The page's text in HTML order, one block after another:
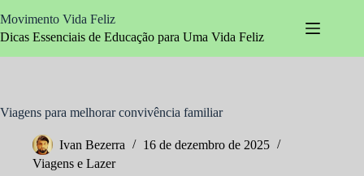
para
o
Movimento Vida Feliz
Dicas Essenciais de Educação para Uma Vida Feliz
Viagens para melhorar convivência familiar
Ivan Bezerra
16 de dezembro de 2025
Viagens e Lazer